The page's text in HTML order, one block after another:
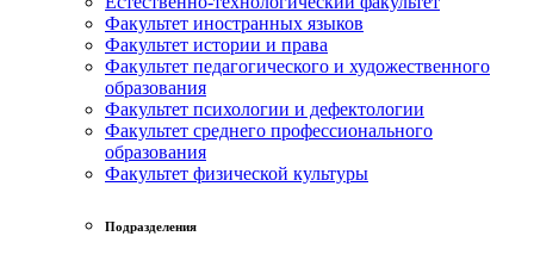
Факультет иностранных языков
Факультет истории и права
Факультет педагогического и художественного
образования
Факультет психологии и дефектологии
Факультет среднего профессионального
образования
Факультет физической культуры
Подразделения